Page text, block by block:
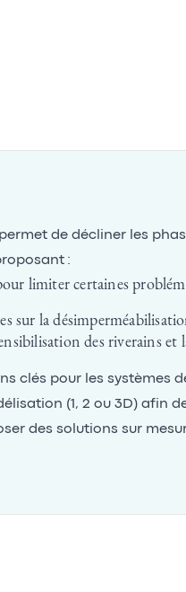
de décliner les
:
limiter certaines
sur la
des riverains
clés pour les systèmes
(1, 2 ou 3D) afin
des solutions sur